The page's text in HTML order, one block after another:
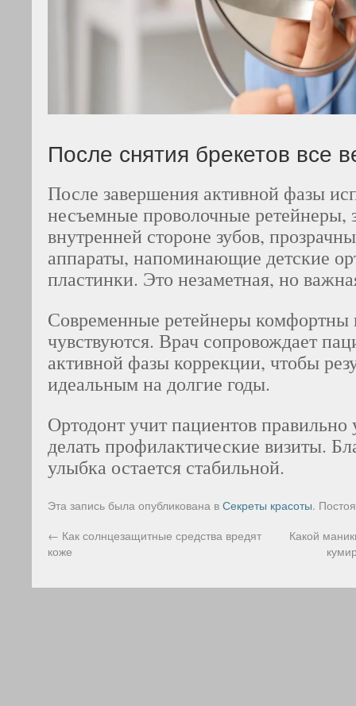
После снятия брекетов все
После завершения активной фазы
несъемные проволочные ретейнеры,
внутренней стороне зубов,
аппараты, напоминающие детские
пластинки. Это незаметная, но
Современные ретейнеры комфортны
чувствуются. Врач сопровождает
активной фазы коррекции, чтобы
идеальным на долгие годы.
Ортодонт учит пациентов правильно
делать профилактические визиты.
улыбка остается стабильной.
Эта запись была опубликована вСекреты красоты.
← Как солнцезащитные средства вредят
коже
Какой